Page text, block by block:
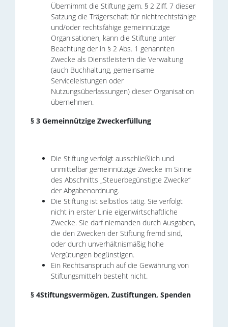
Übernimmt die Stiftung gem. § 2 Ziff. 7 dieser
Satzung die Trägerschaft für nichtrechtsfähige
und/oder rechtsfähige gemeinnützige
Organisationen, kann die Stiftung unter
Beachtung der in § 2 Abs. 1 genannten
Zwecke als Dienstleisterin die Verwaltung
(auch Buchhaltung, gemeinsame
Serviceleistungen oder
Nutzungsüberlassungen) dieser Organisation
übernehmen.
§ 3 Gemeinnützige Zweckerfüllung
Die Stiftung verfolgt ausschließlich und
unmittelbar gemeinnützige Zwecke im Sinne
des Abschnitts „Steuerbegünstigte Zwecke“
der Abgabenordnung.
Die Stiftung ist selbstlos tätig. Sie verfolgt
nicht in erster Linie eigenwirtschaftliche
Zwecke. Sie darf niemanden durch Ausgaben,
die den Zwecken der Stiftung fremd sind,
oder durch unverhältnismäßig hohe
Vergütungen begünstigen.
Ein Rechtsanspruch auf die Gewährung von
Stiftungsmitteln besteht nicht.
§ 4Stiftungsvermögen, Zustiftungen, Spenden